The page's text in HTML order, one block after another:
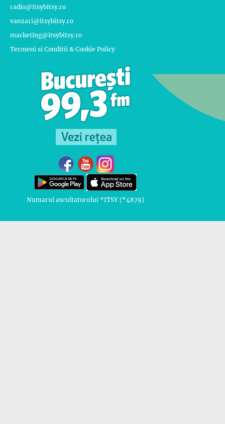
radio@itsybitsy.ro
vanzari@itsybitsy.ro
marketing@itsybitsy.ro
Termeni si Conditii & Cookie Policy
Numarul ascultatorului *ITSY (*4879)